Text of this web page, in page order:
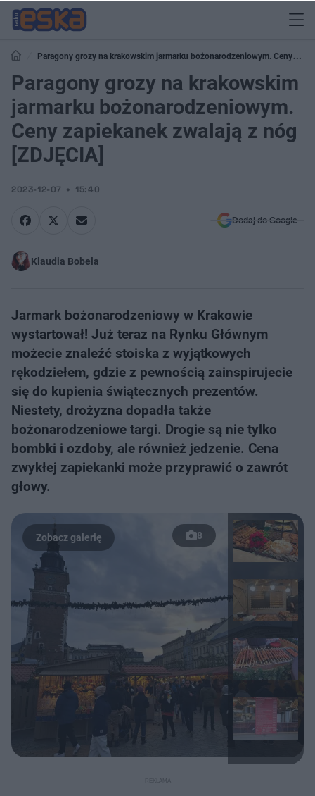
Paragony grozy na krakowskim jarmarku bożonarodzeniowym. Ceny
zapiekanek zwalają z nóg [ZDJĘCIA]
Paragony grozy na krakowskim
jarmarku bożonarodzeniowym.
Ceny zapiekanek zwalają z nóg
[ZDJĘCIA]
2023-12-07 15:40
Dodaj do Google
Klaudia Bobela
Jarmark bożonarodzeniowy w Krakowie
wystartował! Już teraz na Rynku Głównym
możecie znaleźć stoiska z wyjątkowych
rękodziełem, gdzie z pewnością zainspirujecie
się do kupienia świątecznych prezentów.
Niestety, drożyzna dopadła także
bożonarodzeniowe targi. Drogie są nie tylko
bombki i ozdoby, ale również jedzenie. Cena
zwykłej zapiekanki może przyprawić o zawrót
głowy.
8